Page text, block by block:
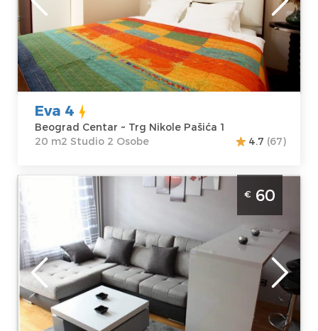
Nikole Pašića 1
Cena35 €
Struktura :
Studio
Eva 4
Beograd Centar ~ Trg Nikole Pašića 1
20 m2 Studio 2 Osobe
4.7 (67)
Dvosoban Apartman Starsky Beograd Novi
Beograd je moderan apartman na dan za 4
osobe u Belvilu
Beograd
Lokacija:
Beograd Novi
Beograd
Adresa:Jurija
Gosti:4
Kvadratura :
m2
Struktura :
€ 60